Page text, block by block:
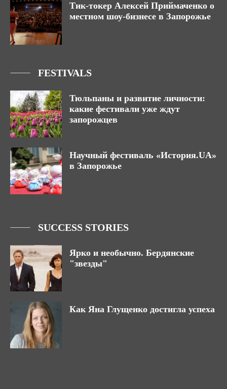
Тик-токер Алексей Приймаченко о
местном шоу-бизнесе в Запорожье
FESTIVALS
Тюльпаны и развитие личности:
какие фестивали уже ждут
запорожцев
Научный фестиваль «История.UA»
в Запорожье
SUCCESS STORIES
Ярко и необычно. Бердянские
"звезды"
Как Яна Глущенко достигла успеха